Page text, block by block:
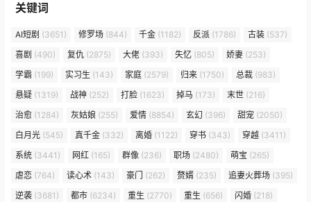
关键词
AI短剧 (3651) 修罗场 (844) 千金 (1182) 反派 (1786) 古装 (537)
喜剧 (490) 复仇 (2875) 大佬 (393) 失忆 (805) 娇妻 (253)
学霸 (199) 实习生 (143) 家庭 (2579) 归来 (1750) 总裁 (983)
悬疑 (1319) 战神 (252) 打脸 (1623) 掉马 (173) 末世 (216)
治愈 (1284) 灰姑娘 (255) 爱情 (8854) 玄幻 (396) 甜宠 (2050)
白月光 (545) 真千金 (332) 离婚 (1122) 穿书 (343) 穿越 (3411)
系统 (3441) 网红 (165) 群像 (236) 职场 (2480) 萌宝 (265)
虐恋 (764) 读心术 (143) 豪门 (262) 赘婿 (235) 追妻火葬场 (395)
逆袭 (3681) 都市 (6234) 重生 (2770) 重生 (656) 闪婚 (218)